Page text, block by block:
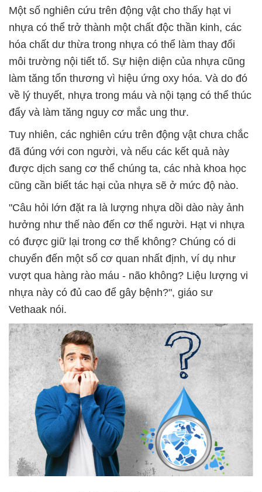
Một số nghiên cứu trên động vật cho thấy hạt vi
nhựa có thể trở thành một chất độc thần kinh, các
hóa chất dư thừa trong nhựa có thể làm thay đổi
môi trường nội tiết tố. Sự hiện diện của nhựa cũng
làm tăng tổn thương vì hiệu ứng oxy hóa. Và do đó
về lý thuyết, nhựa trong máu và nội tạng có thể thúc
đẩy và làm tăng nguy cơ mắc ung thư.
Tuy nhiên, các nghiên cứu trên động vật chưa chắc
đã đúng với con người, và nếu các kết quả này
được dịch sang cơ thể chúng ta, các nhà khoa học
cũng cần biết tác hại của nhựa sẽ ở mức độ nào.
"Câu hỏi lớn đặt ra là lượng nhựa dồi dào này ảnh
hưởng như thế nào đến cơ thể người. Hạt vi nhựa
có được giữ lại trong cơ thể không? Chúng có di
chuyển đến một số cơ quan nhất định, ví dụ như
vượt qua hàng rào máu - não không? Liệu lượng vi
nhựa này có đủ cao để gây bệnh?", giáo sư
Vethaak nói.